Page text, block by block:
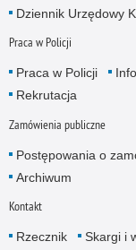
Dziennik Urzędowy
Praca w Policji
Praca w Policji
Rekrutacja
Zamówienia publiczne
Postępowania o
Archiwum
Kontakt
Rzecznik Skargi i